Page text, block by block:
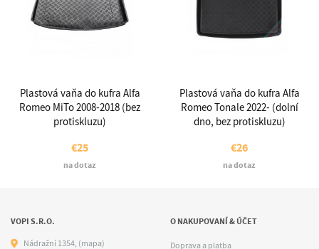
Plastová vaňa do kufra Alfa
Romeo MiTo 2008-2018 (bez
protiskluzu)
€25
na dotaz
Plastová vaňa do kufra Alfa
Romeo Tonale 2022- (dolní
dno, bez protiskluzu)
€26
na dotaz
VOPI S.R.O.
Nádražní 1354, (mapa)
O NAKUPOVANÍ & ÚČET
Doprava a platba